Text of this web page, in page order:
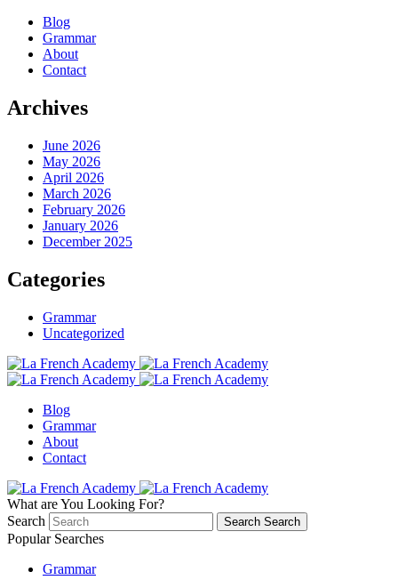
Blog
Grammar
About
Contact
Archives
June 2026
May 2026
April 2026
March 2026
February 2026
January 2026
December 2025
Categories
Grammar
Uncategorized
Blog
Grammar
About
Contact
What are You Looking For?
Search
Search Search
Popular Searches
Grammar